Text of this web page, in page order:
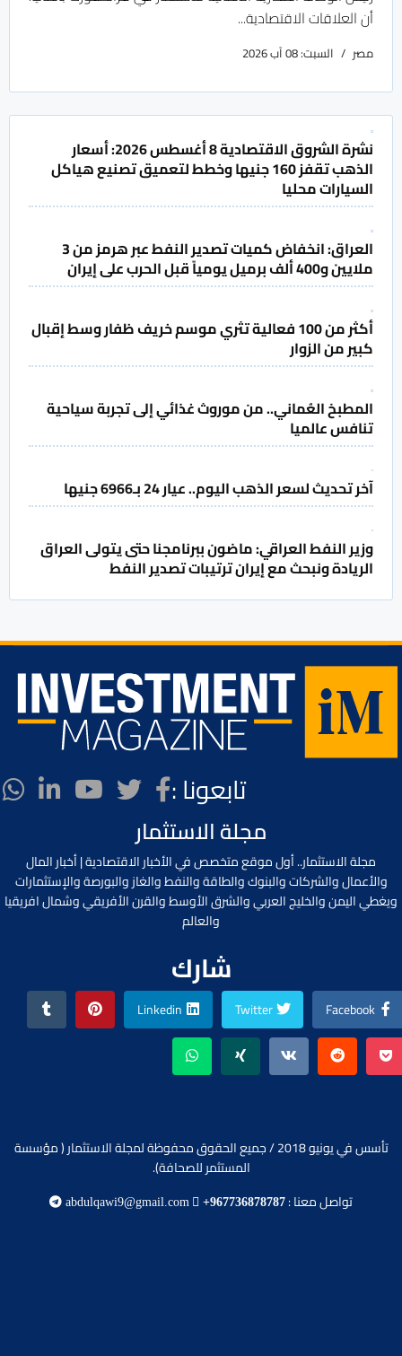
أن العلاقات الاقتصادية...
مصر السبت: 08 آب 2026
نشرة الشروق الاقتصادية 8 أغسطس 2026: أسعار
الذهب تقفز 160 جنيها وخطط لتعميق تصنيع هياكل
السيارات محليا
العراق: انخفاض كميات تصدير النفط عبر هرمز من 3
ملايين و400 ألف برميل يومياً قبل الحرب على إيران
أكثر من 100 فعالية تثري موسم خريف ظفار وسط إقبال
كبير من الزوار
المطبخ العُماني.. من موروث غذائي إلى تجربة سياحية
تنافس عالميا
آخر تحديث لسعر الذهب اليوم.. عيار 24 بـ6966 جنيها
وزير النفط العراقي: ماضون ببرنامجنا حتى يتولى العراق
الريادة ونبحث مع إيران ترتيبات تصدير النفط
تابعونا :
مجلة الاستثمار
مجلة الاستثمار.. أول موقع متخصص في الأخبار الاقتصادية | أخبار المال
والأعمال والشركات والبنوك والطاقة والنفط والغاز والبورصة والإستثمارات
ويغطي اليمن والخليج العربي والشرق الأوسط والقرن الأفريقي وشمال افريقيا
والعالم
شارك
Facebook
Twitter
Linkedin
تأسس في يونيو 2018 / جميع الحقوق محفوظة لمجلة الاستثمار ( مؤسسة
المستثمر للصحافة).
تواصل معنا : +967736878787
abdulqawi9@gmail.com